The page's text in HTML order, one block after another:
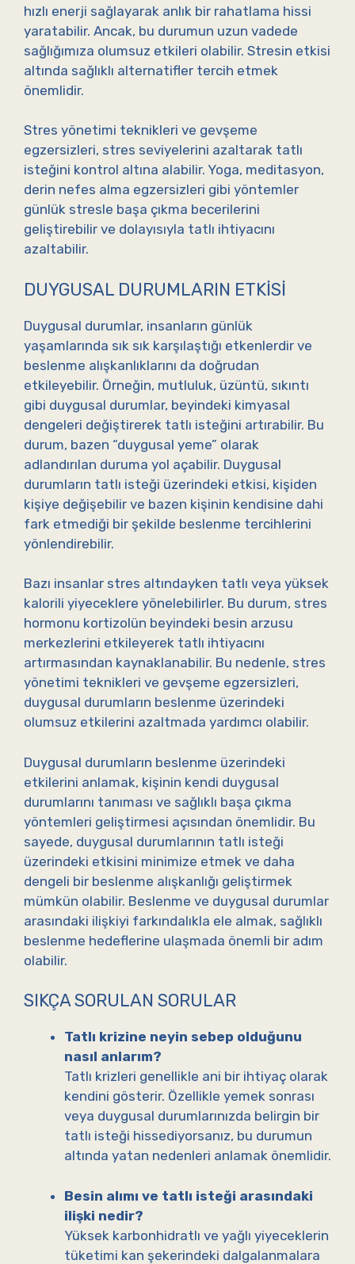
hızlı enerji sağlayarak anlık bir rahatlama hissi
yaratabilir. Ancak, bu durumun uzun vadede
sağlığımıza olumsuz etkileri olabilir. Stresin etkisi
altında sağlıklı alternatifler tercih etmek
önemlidir.
Stres yönetimi teknikleri ve gevşeme
egzersizleri, stres seviyelerini azaltarak tatlı
isteğini kontrol altına alabilir. Yoga, meditasyon,
derin nefes alma egzersizleri gibi yöntemler
günlük stresle başa çıkma becerilerini
geliştirebilir ve dolayısıyla tatlı ihtiyacını
azaltabilir.
DUYGUSAL DURUMLARIN ETKISI
Duygusal durumlar, insanların günlük
yaşamlarında sık sık karşılaştığı etkenlerdir ve
beslenme alışkanlıklarını da doğrudan
etkileyebilir. Örneğin, mutluluk, üzüntü, sıkıntı
gibi duygusal durumlar, beyindeki kimyasal
dengeleri değiştirerek tatlı isteğini artırabilir. Bu
durum, bazen “duygusal yeme” olarak
adlandırılan duruma yol açabilir. Duygusal
durumların tatlı isteği üzerindeki etkisi, kişiden
kişiye değişebilir ve bazen kişinin kendisine dahi
fark etmediği bir şekilde beslenme tercihlerini
yönlendirebilir.
Bazı insanlar stres altındayken tatlı veya yüksek
kalorili yiyeceklere yönelebilirler. Bu durum, stres
hormonu kortizolün beyindeki besin arzusu
merkezlerini etkileyerek tatlı ihtiyacını
artırmasından kaynaklanabilir. Bu nedenle, stres
yönetimi teknikleri ve gevşeme egzersizleri,
duygusal durumların beslenme üzerindeki
olumsuz etkilerini azaltmada yardımcı olabilir.
Duygusal durumların beslenme üzerindeki
etkilerini anlamak, kişinin kendi duygusal
durumlarını tanıması ve sağlıklı başa çıkma
yöntemleri geliştirmesi açısından önemlidir. Bu
sayede, duygusal durumlarının tatlı isteği
üzerindeki etkisini minimize etmek ve daha
dengeli bir beslenme alışkanlığı geliştirmek
mümkün olabilir. Beslenme ve duygusal durumlar
arasındaki ilişkiyi farkındalıkla ele almak, sağlıklı
beslenme hedeflerine ulaşmada önemli bir adım
olabilir.
SIKÇA SORULAN SORULAR
Tatlı krizine neyin sebep olduğunu
nasıl anlarım?
Tatlı krizleri genellikle ani bir ihtiyaç olarak
kendini gösterir. Özellikle yemek sonrası
veya duygusal durumlarınızda belirgin bir
tatlı isteği hissediyorsanız, bu durumun
altında yatan nedenleri anlamak önemlidir.
Besin alımı ve tatlı isteği arasındaki
ilişki nedir?
Yüksek karbonhidratlı ve yağlı yiyeceklerin
tüketimi kan şekerindeki dalgalanmalara